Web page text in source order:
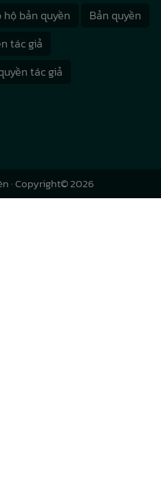
hộ bản quyền
Bản quyền
tác giả
tác giả
· Copyright© 2026